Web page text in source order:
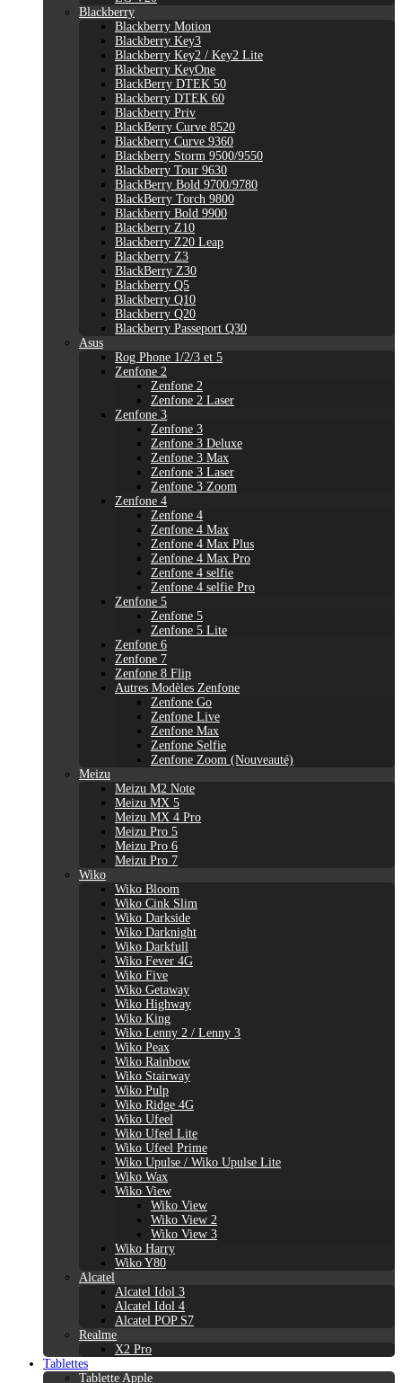
Blackberry
Blackberry Motion
Blackberry Key3
Blackberry Key2 / Key2 Lite
Blackberry KeyOne
BlackBerry DTEK 50
Blackberry DTEK 60
Blackberry Priv
BlackBerry Curve 8520
Blackberry Curve 9360
Blackberry Storm 9500/9550
Blackberry Tour 9630
BlackBerry Bold 9700/9780
BlackBerry Torch 9800
Blackberry Bold 9900
Blackberry Z10
Blackberry Z20 Leap
Blackberry Z3
BlackBerry Z30
Blackberry Q5
Blackberry Q10
Blackberry Q20
Blackberry Passeport Q30
Asus
Rog Phone 1/2/3 et 5
Zenfone 2
Zenfone 2
Zenfone 2 Laser
Zenfone 3
Zenfone 3
Zenfone 3 Deluxe
Zenfone 3 Max
Zenfone 3 Laser
Zenfone 3 Zoom
Zenfone 4
Zenfone 4
Zenfone 4 Max
Zenfone 4 Max Plus
Zenfone 4 Max Pro
Zenfone 4 selfie
Zenfone 4 selfie Pro
Zenfone 5
Zenfone 5
Zenfone 5 Lite
Zenfone 6
Zenfone 7
Zenfone 8 Flip
Autres Modèles Zenfone
Zenfone Go
Zenfone Live
Zenfone Max
Zenfone Selfie
Zenfone Zoom (Nouveauté)
Meizu
Meizu M2 Note
Meizu MX 5
Meizu MX 4 Pro
Meizu Pro 5
Meizu Pro 6
Meizu Pro 7
Wiko
Wiko Bloom
Wiko Cink Slim
Wiko Darkside
Wiko Darknight
Wiko Darkfull
Wiko Fever 4G
Wiko Five
Wiko Getaway
Wiko Highway
Wiko King
Wiko Lenny 2 / Lenny 3
Wiko Peax
Wiko Rainbow
Wiko Stairway
Wiko Pulp
Wiko Ridge 4G
Wiko Ufeel
Wiko Ufeel Lite
Wiko Ufeel Prime
Wiko Upulse / Wiko Upulse Lite
Wiko Wax
Wiko View
Wiko View
Wiko View 2
Wiko View 3
Wiko Harry
Wiko Y80
Alcatel
Alcatel Idol 3
Alcatel Idol 4
Alcatel POP S7
Realme
X2 Pro
Tablettes
Tablette Apple